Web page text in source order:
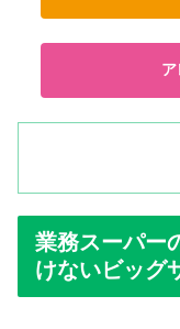
業務スーパー
けないビッグ